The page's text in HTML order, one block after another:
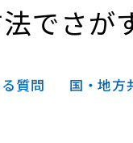
でさが
質問 国・地方